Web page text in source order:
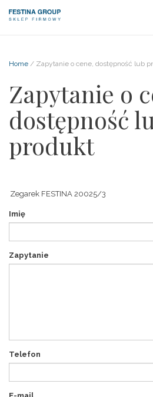
Home / Zapytanie o cene, dostępność lub
Zapytanie o
dostępność
produkt
Imię
Zapytanie
Telefon